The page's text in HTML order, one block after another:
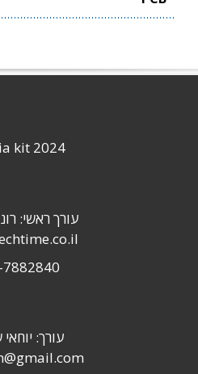
kit 2024
עורך ראשי:
עורך: יוחאי